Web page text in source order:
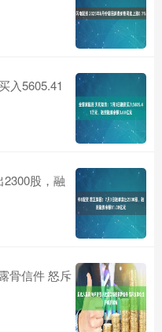
入5605.41
股，融
骨信件 怒斥